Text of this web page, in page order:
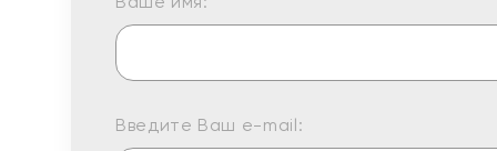
Введите Ваш e-mail: